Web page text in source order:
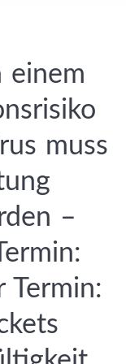
einem
muss
–
Termin: